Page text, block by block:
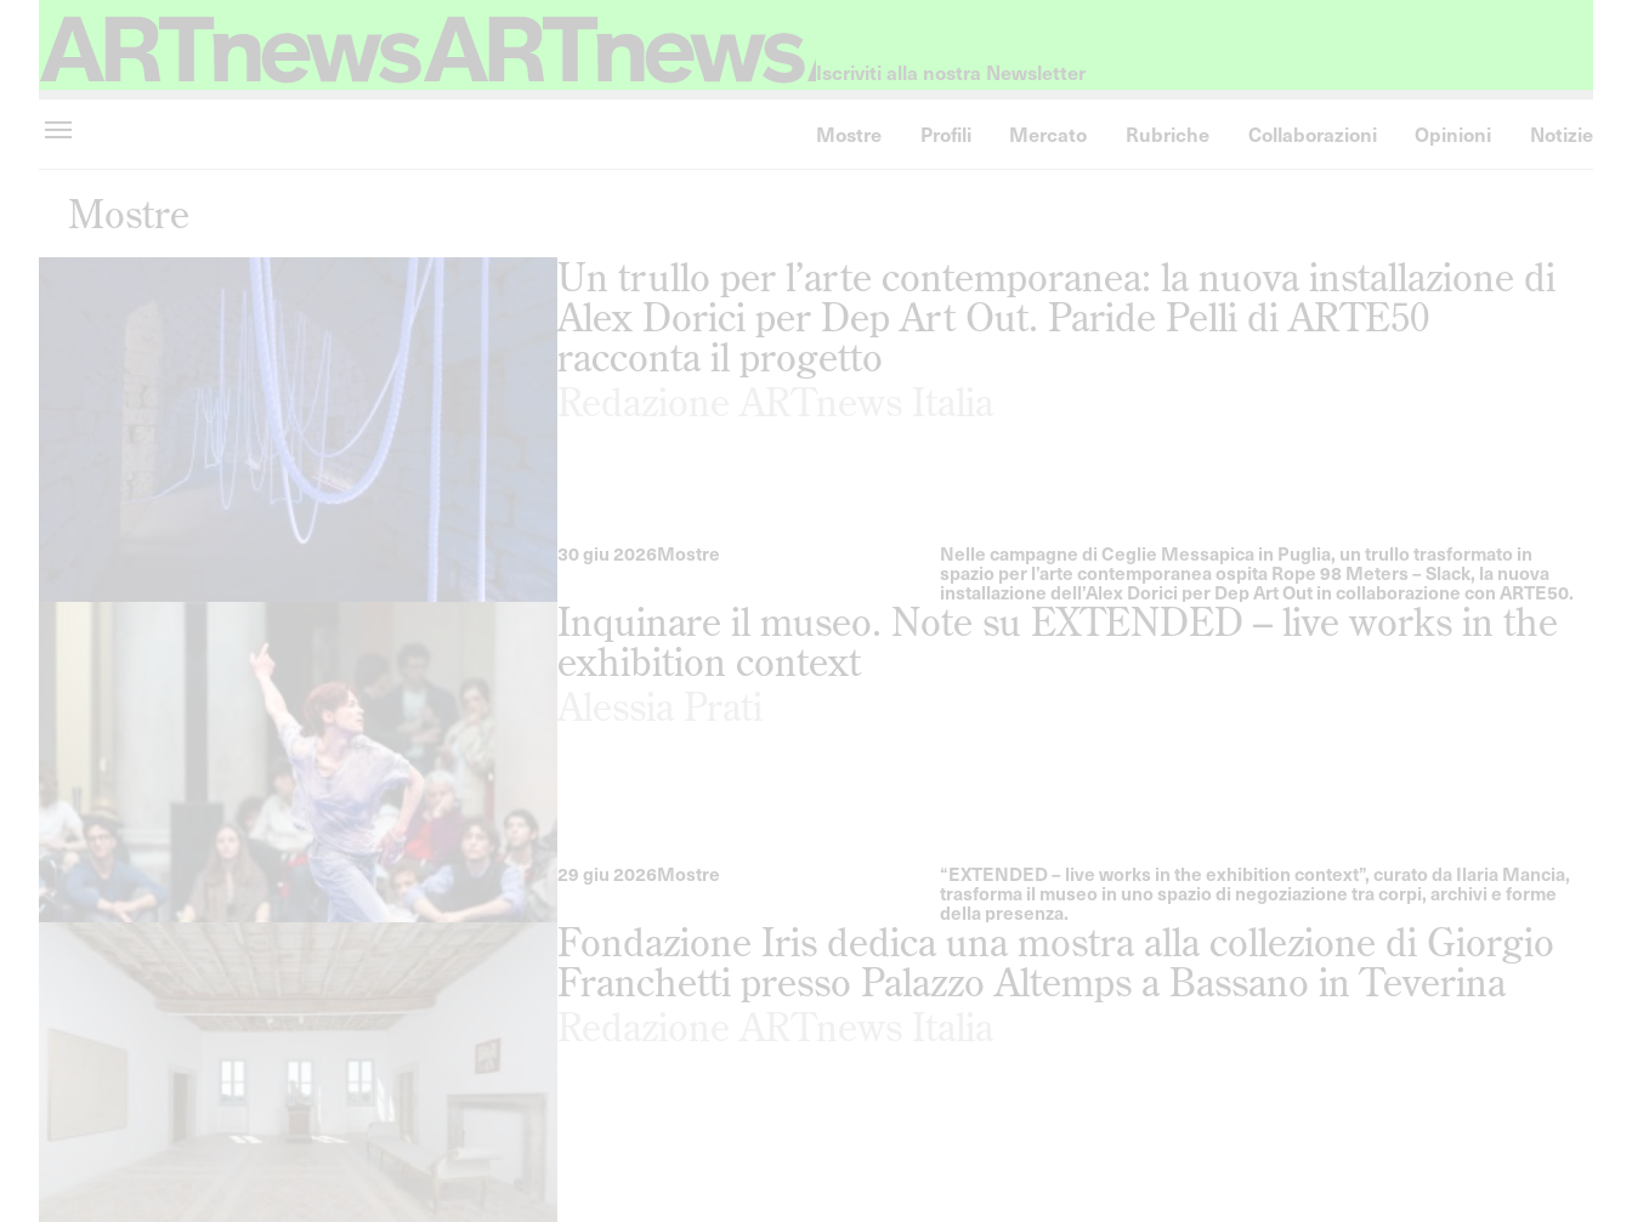
Iscriviti alla nostra Newsletter
Mostre Profili Mercato Rubriche Collaborazioni Opinioni Notizie
Mostre
Un trullo per l’arte contemporanea: la nuova installazione di
Alex Dorici per Dep Art Out. Paride Pelli di ARTE50
racconta il progetto
30 giu 2026Mostre Nelle campagne di Ceglie Messapica in Puglia, un trullo trasformato in
spazio per l’arte contemporanea ospita Rope 98 Meters – Slack, la nuova
installazione dell’Alex Dorici per Dep Art Out in collaborazione con ARTE50.
Inquinare il museo. Note su EXTENDED – live works in the
exhibition context
29 giu 2026Mostre “EXTENDED – live works in the exhibition context”, curato da Ilaria Mancia,
trasforma il museo in uno spazio di negoziazione tra corpi, archivi e forme
della presenza.
Fondazione Iris dedica una mostra alla collezione di Giorgio
Franchetti presso Palazzo Altemps a Bassano in Teverina